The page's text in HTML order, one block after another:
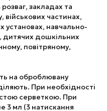
закладах та
військових частинах,
установах, навчально-
дитячих дошкільних
повітряному,
на оброблювану
При необхідності
серветкою. При
3 мл (3 натискання